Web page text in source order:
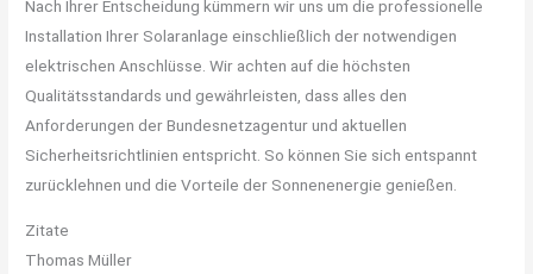
Nach Ihrer Entscheidung kümmern wir uns um die professionelle
Installation Ihrer Solaranlage einschließlich der notwendigen
elektrischen Anschlüsse. Wir achten auf die höchsten
Qualitätsstandards und gewährleisten, dass alles den
Anforderungen der Bundesnetzagentur und aktuellen
Sicherheitsrichtlinien entspricht. So können Sie sich entspannt
zurücklehnen und die Vorteile der Sonnenenergie genießen.
Zitate
Thomas Müller